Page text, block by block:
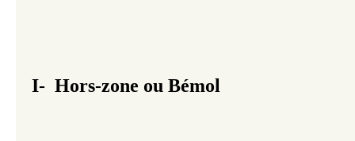
I- Hors-zone ou Bémol